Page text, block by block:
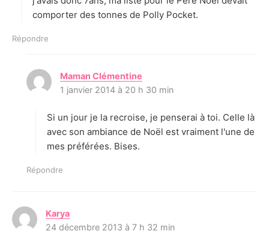
comporter des tonnes de Polly Pocket.
Répondre
Maman Clémentine
i
:
1 janvier 2014 à 20 h 30 min
Si un jour je la recroise, je penserai à toi. Celle là
avec son ambiance de Noël est vraiment l'une de
mes préférées. Bises.
Répondre
Karya
i
24 décembre 2013 à 7 h 32 min